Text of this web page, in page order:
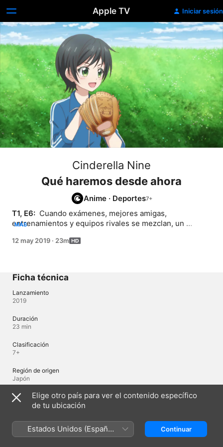
Apple TV Iniciar sesión
Cinderella Nine
Qué haremos desde ahora
Anime · Deportes
T1, E6: Cuando exámenes, mejores amigas,
entrenamientos y equipos rivales se mezclan, un
punto peligroso.
MÁS
12 may 2019 · 23m
Ficha técnica
Lanzamiento
2019
Duración
23 min
Clasificación
7+
Región de origen
Japón
Idiomas
Audio original
Japonés, Japonés (Japón)
Elige otro país para ver el contenido específico
de tu ubicación
Estados Unidos (Español
México)
Continuar